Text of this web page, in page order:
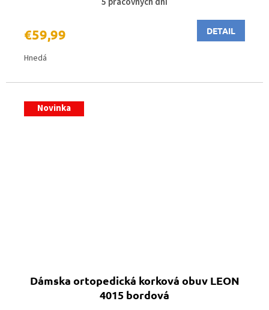
€59,99 DETAIL
Hnedá
Novinka
Dámska ortopedická korková obuv LEON
4015 bordová